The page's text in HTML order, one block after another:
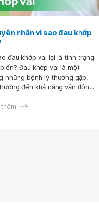
nhân vì sao đau khớp
đau khớp vai lại là tình trạng
Đau khớp vai là một
những bệnh lý thường gặp,
đến khả năng vận động
gây đau khớp vai rất đa dạng,
thời đóng vai trò quan trọng
thêm